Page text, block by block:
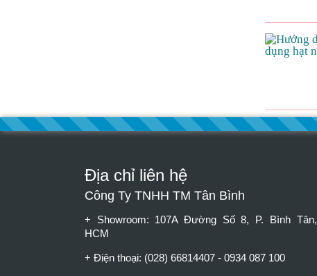
Địa chỉ liên hệ
Công Ty TNHH TM Tân Bình
+ Showroom: 107A Đường Số 8, P. Bình Tân,
HCM
+ Điện thoại: (028) 66814407 - 0934 087 100